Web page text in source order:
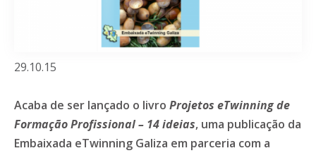
29.10.15
Acaba de ser lançado o livro Projetos eTwinning de
Formação Profissional – 14 ideias, uma publicação da
Embaixada eTwinning Galiza em parceria com a